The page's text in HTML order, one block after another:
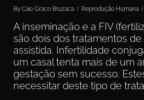
By Caio Graco Bruzaca Reprodução Humana
A inseminação e a FIV
são dois dos tratamentos
assistida. Infertilidade
um casal tenta mais de um
gestação sem sucesso.
necessitar deste tipo de